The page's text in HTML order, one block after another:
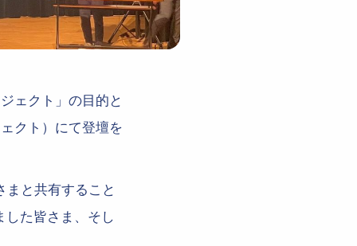
ェクト」の目的と
クト）にて登壇を
まと共有すること
した皆さま、そし